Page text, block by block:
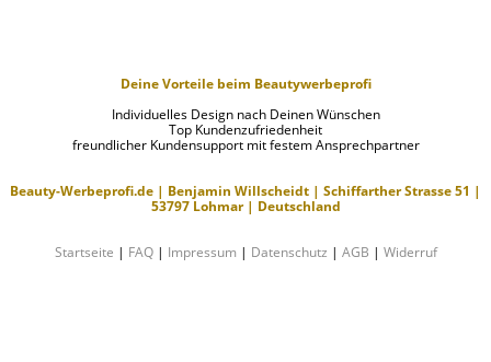
Deine Vorteile beim Beautywerbeprofi
Individuelles Design nach Deinen Wünschen
Top Kundenzufriedenheit
freundlicher Kundensupport mit festem Ansprechpartner
Beauty-Werbeprofi.de | Benjamin Willscheidt | Schiffarther Strasse 51 |
53797 Lohmar | Deutschland
Startseite | FAQ| Impressum | Datenschutz | AGB | Widerruf